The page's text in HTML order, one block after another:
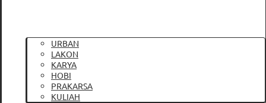
URBAN
LAKON
KARYA
HOBI
PRAKARSA
KULIAH